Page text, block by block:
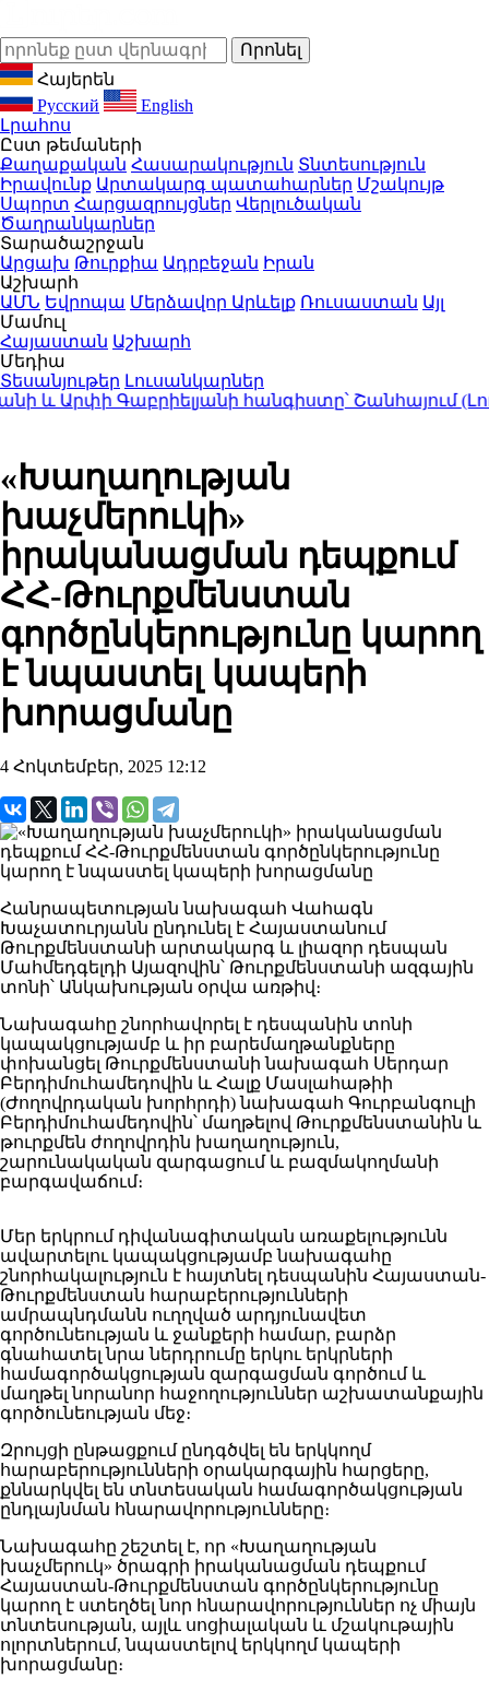
Հայերեն
Русский
English
Լրահոս
Ըստ թեմաների
Քաղաքական Հասարակություն Տնտեսություն
Իրավունք Արտակարգ պատահարներ Մշակույթ
Սպորտ Հարցազրույցներ Վերլուծական
Ծաղրանկարներ
Տարածաշրջան
Արցախ Թուրքիա Ադրբեջան Իրան
Աշխարհ
ԱՄՆ Եվրոպա Մերձավոր Արևելք Ռուսաստան Այլ
Մամուլ
Հայաստան Աշխարհ
Մեդիա
Տեսանյութեր Լուսանկարներ
Արփի Գաբրիելյանի հանգիստը՝ Շանհայում
«Խաղաղության
խաչմերուկի»
իրականացման դեպքում
ՀՀ-Թուրքմենստան
գործընկերությունը կարող
է նպաստել կապերի
խորացմանը
4 Հոկտեմբեր, 2025 12:12
Հանրապետության նախագահ Վահագն
Խաչատուրյանն ընդունել է Հայաստանում
Թուրքմենստանի արտակարգ և լիազոր դեսպան
Մահմեդգելդի Այազովին՝ Թուրքմենստանի ազգային
տոնի՝ Անկախության օրվա առթիվ։
Նախագահը շնորհավորել է դեսպանին տոնի
կապակցությամբ և իր բարեմաղթանքները
փոխանցել Թուրքմենստանի նախագահ Սերդար
Բերդիմուհամեդովին և Հալք Մասլահաթիի
(Ժողովրդական խորհրդի) նախագահ Գուրբանգուլի
Բերդիմուհամեդովին՝ մաղթելով Թուրքմենստանին և
թուրքմեն ժողովրդին խաղաղություն,
շարունակական զարգացում և բազմակողմանի
բարգավաճում։
Մեր երկրում դիվանագիտական առաքելությունն
ավարտելու կապակցությամբ նախագահը
շնորհակալություն է հայտնել դեսպանին Հայաստան-
Թուրքմենստան հարաբերությունների
ամրապնդմանն ուղղված արդյունավետ
գործունեության և ջանքերի համար, բարձր
գնահատել նրա ներդրումը երկու երկրների
համագործակցության զարգացման գործում և
մաղթել նորանոր հաջողություններ աշխատանքային
գործունեության մեջ։
Զրույցի ընթացքում ընդգծվել են երկկողմ
հարաբերությունների օրակարգային հարցերը,
քննարկվել են տնտեսական համագործակցության
ընդլայնման հնարավորությունները։
Նախագահը շեշտել է, որ «Խաղաղության
խաչմերուկ» ծրագրի իրականացման դեպքում
Հայաստան-Թուրքմենստան գործընկերությունը
կարող է ստեղծել նոր հնարավորություններ ոչ միայն
տնտեսության, այլև սոցիալական և մշակութային
ոլորտներում, նպաստելով երկկողմ կապերի
խորացմանը։